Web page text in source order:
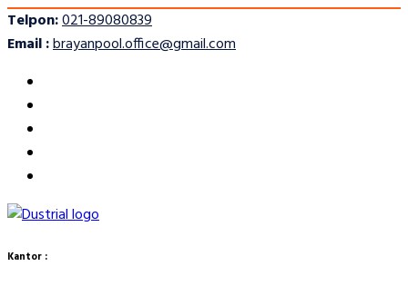
Telpon:021-89080839
Email :brayanpool.office@gmail.com
Kantor :